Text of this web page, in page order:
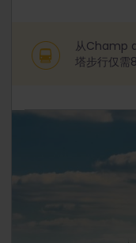
从Champ
塔步行仅需8